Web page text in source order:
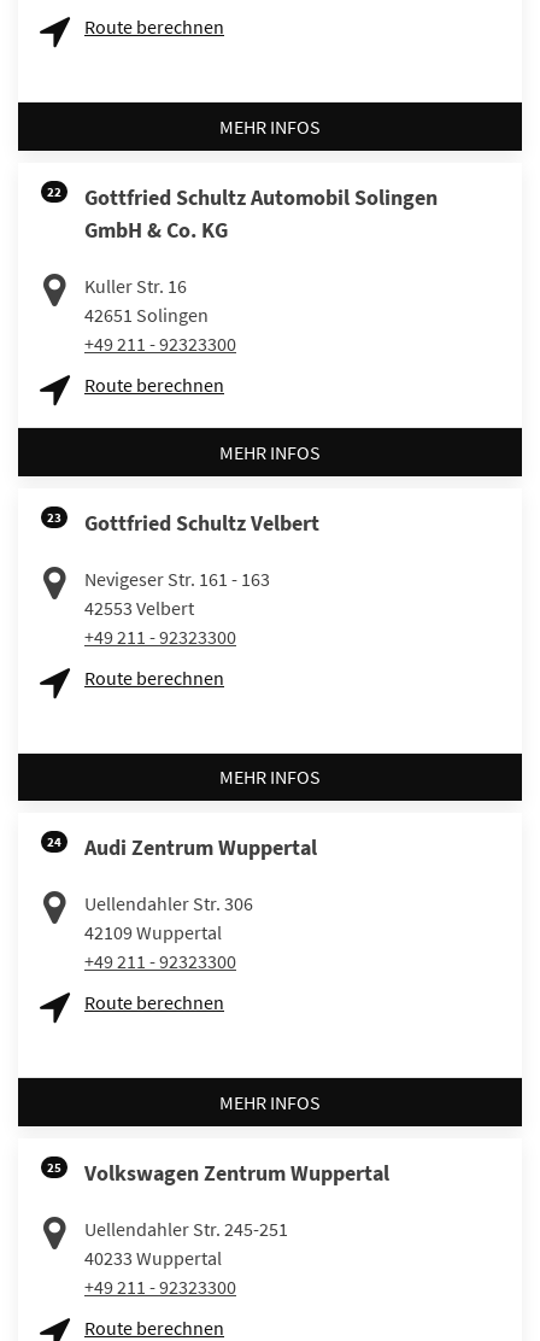
Route berechnen
MEHR INFOS
22
Gottfried Schultz Automobil Solingen
GmbH & Co. KG
Kuller Str. 16
42651 Solingen
+49 211 - 92323300
Route berechnen
MEHR INFOS
23 Gottfried Schultz Velbert
Nevigeser Str. 161 - 163
42553 Velbert
+49 211 - 92323300
Route berechnen
MEHR INFOS
24 Audi Zentrum Wuppertal
Uellendahler Str. 306
42109Wuppertal
+49 211 - 92323300
Route berechnen
MEHR INFOS
25 Volkswagen Zentrum Wuppertal
Uellendahler Str. 245-251
40233 Wuppertal
+49 211 - 92323300
Route berechnen